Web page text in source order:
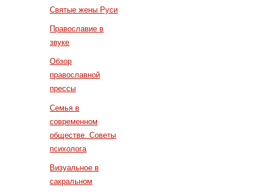
Святые жены Руси
Православие в
звуке
Обзор
православной
прессы
Семья в
современном
обществе. Советы
психолога
Визуальное в
сакральном